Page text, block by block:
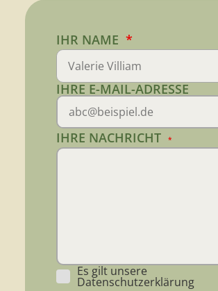
IHR NAME *
IHRE E-MAIL-ADRESSE
IHRE NACHRICHT *
Es gilt unsere
Datenschutzerklärung